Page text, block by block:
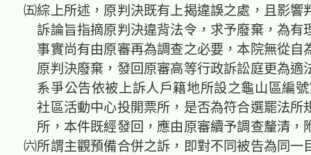
㈤綜上所述，原判決既有上揭違誤之處，且影響
訴論旨指摘原判決違背法令，求予廢棄，為有
事實尚有由原審再為調查之必要，本院無從自
原判決廢棄，發回原審高等行政訴訟庭更為適
系爭公告依被上訴人戶籍地所設之龜山區編
社區活動中心投開票所，是否為符合選罷法所
所， 本件既經發回 ，應由原審續予調查釐清，
㈥所謂主觀預備合併之訴，即對不同被告為同一